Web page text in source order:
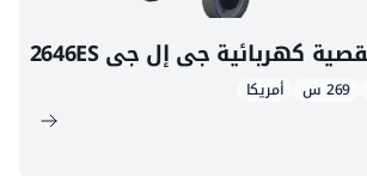
269 س أمريكا